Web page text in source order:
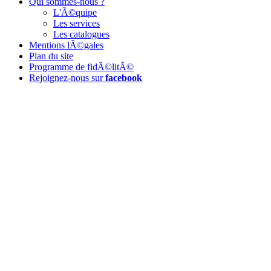
L'Ã©quipe
Les services
Les catalogues
Mentions lÃ©gales
Plan du site
Programme de fidÃ©litÃ©
Rejoignez-nous sur facebook